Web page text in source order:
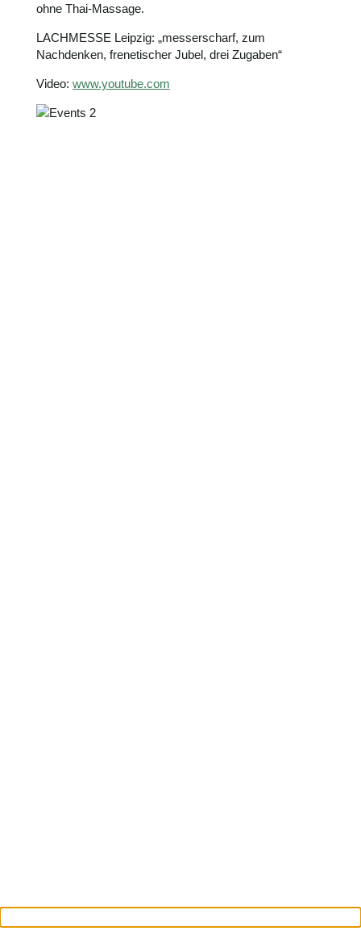
ohne Thai-Massage.
LACHMESSE Leipzig: „messerscharf, zum
Nachdenken, frenetischer Jubel, drei Zugaben“
Video: www.youtube.com